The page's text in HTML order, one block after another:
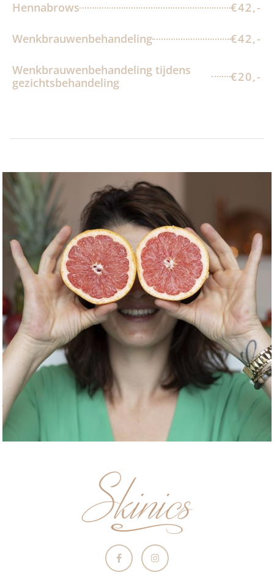
Hennabrows €42,-
Wenkbrauwenbehandeling €42,-
Wenkbrauwenbehandeling tijdens
gezichtsbehandeling
€20,-